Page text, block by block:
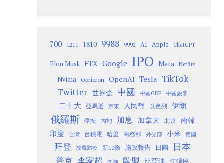
700 1211 1810 9988 9992 AI Apple ChatGPT
Elon Musk FTX Google IPO Meta Netflix
Nvidia Omicron OpenAI Tesla TikTok
Twitter 世界盃 中國 中國GDP 中國旅客
二十大 亞馬遜 京東 人民幣 以色列 伊朗
俄羅斯 停擺 內地 加息 加拿大 北京
南韓
印度
台灣 台積電 哈里 商務部 外交部 小米 德國
拜登 放寬防疫 新10條 施政報告 日圓 日本
普京 李家超 歐盟 比亞迪 江澤民